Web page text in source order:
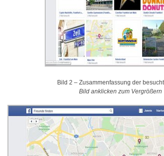
Bild 2 – Zusammenfassung der
Bild anklicken zum Vergrößern